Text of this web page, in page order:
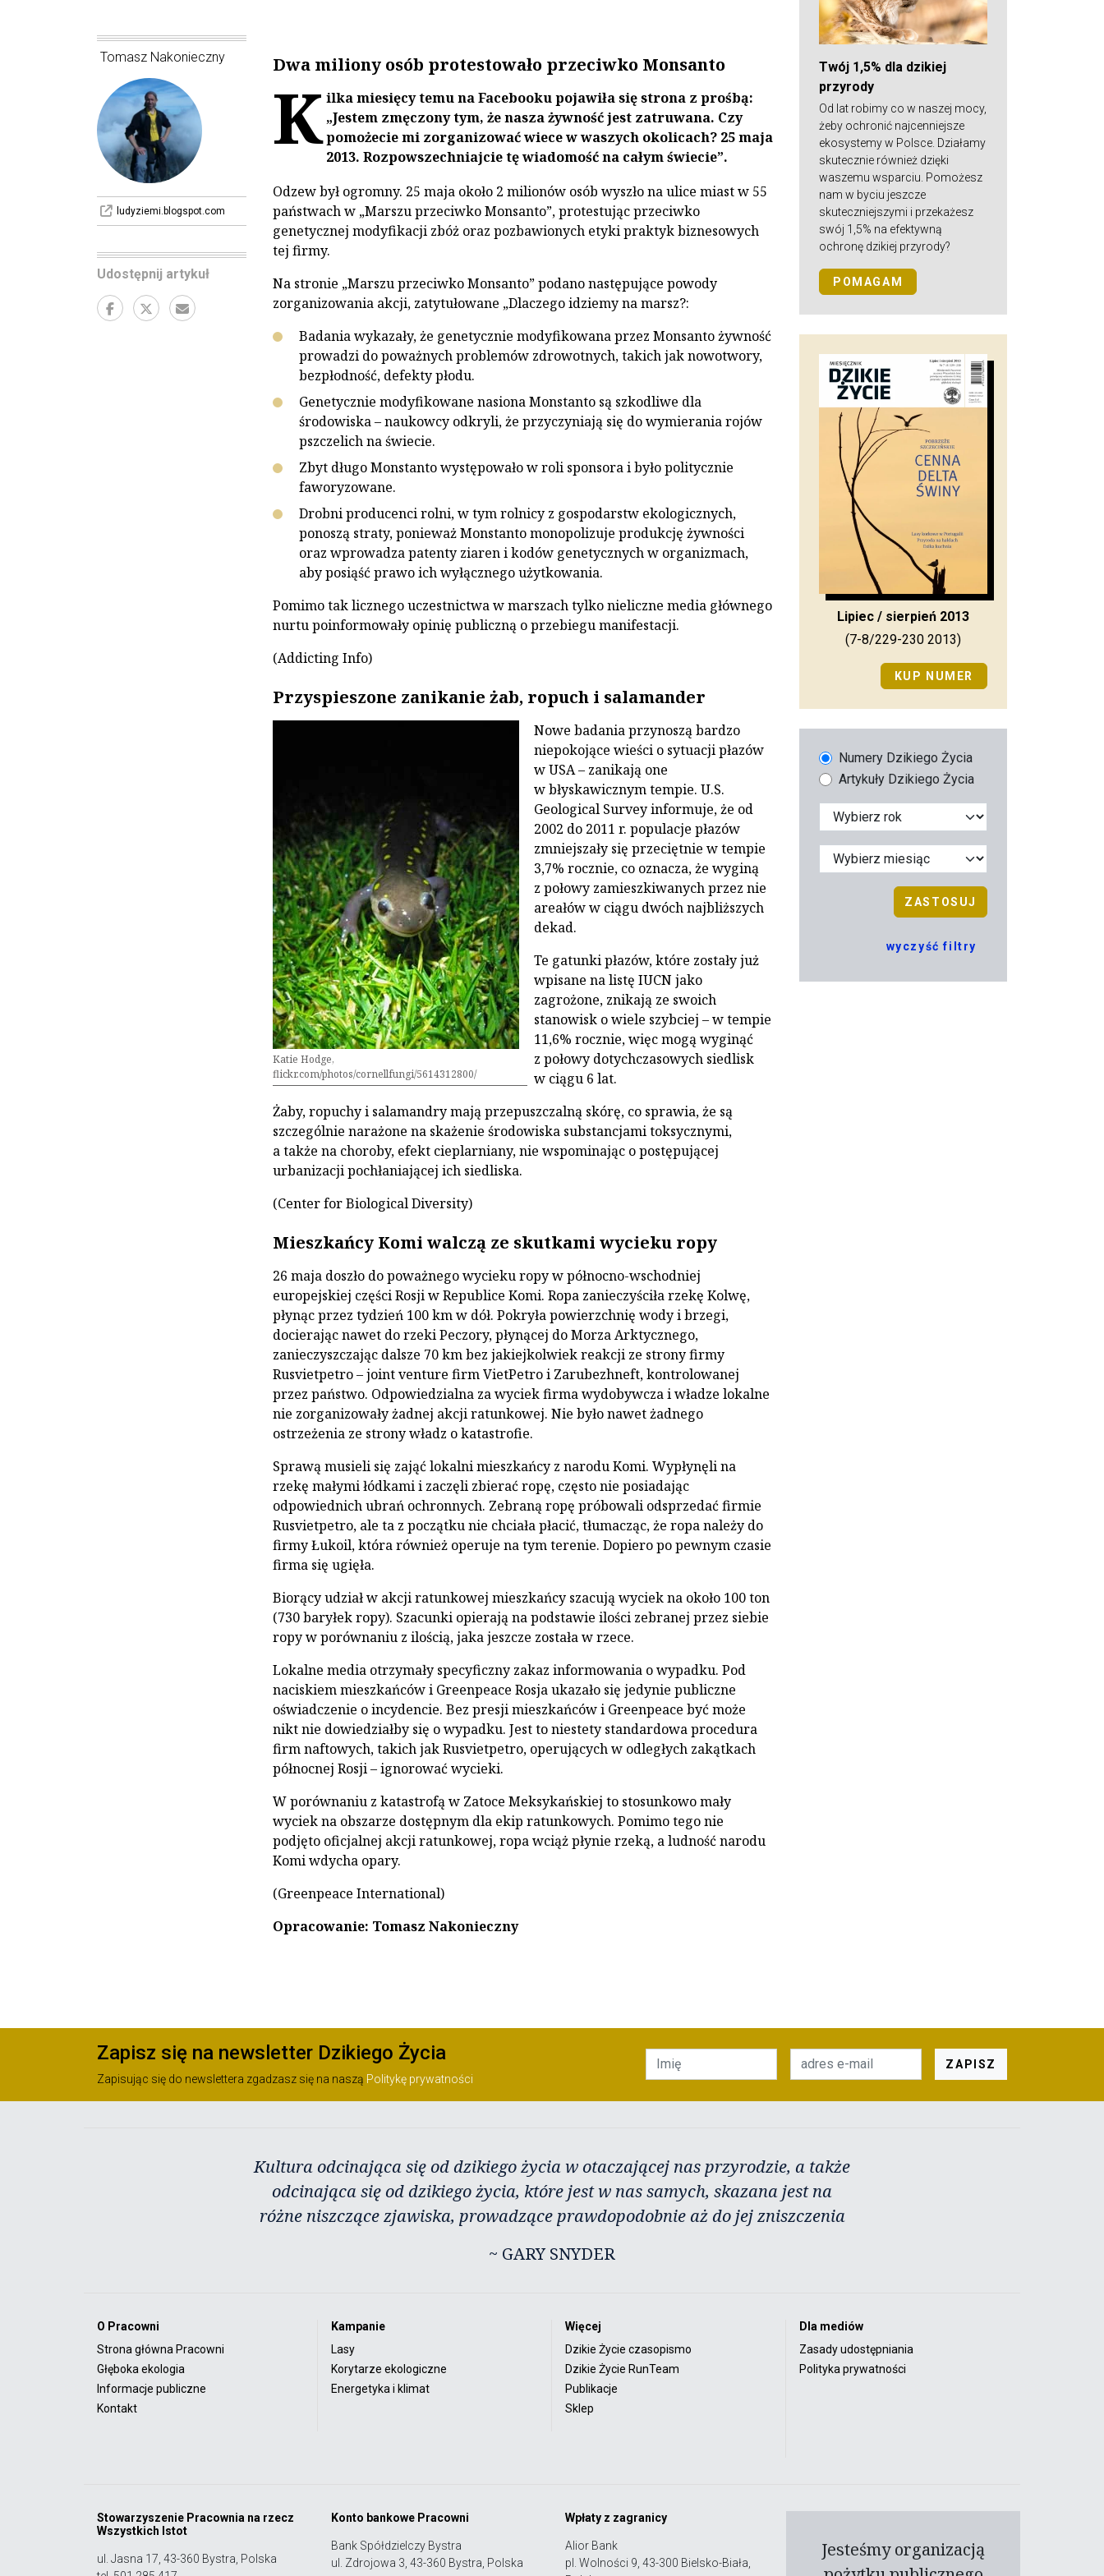
Tomasz Nakonieczny
ludyziemi.blogspot.com
Udostępnij artykuł
Dwa miliony osób protestowało przeciwko Monsanto
Kilka miesięcy temu na Facebooku pojawiła się strona z prośbą:
„Jestem zmęczony tym, że nasza żywność jest zatruwana. Czy
pomożecie mi zorganizować wiece w waszych okolicach? 25 maja
2013. Rozpowszechniajcie tę wiadomość na całym świecie”.
Odzew był ogromny. 25 maja około 2 milionów osób wyszło na ulice miast w 55
państwach w „Marszu przeciwko Monsanto”, protestując przeciwko
genetycznej modyfikacji zbóż oraz pozbawionych etyki praktyk biznesowych
tej firmy.
Na stronie „Marszu przeciwko Monsanto” podano następujące powody
zorganizowania akcji, zatytułowane „Dlaczego idziemy na marsz?:
Badania wykazały, że genetycznie modyfikowana przez Monsanto żywność
prowadzi do poważnych problemów zdrowotnych, takich jak nowotwory,
bezpłodność, defekty płodu.
Genetycznie modyfikowane nasiona Monstanto są szkodliwe dla
środowiska – naukowcy odkryli, że przyczyniają się do wymierania rojów
pszczelich na świecie.
Zbyt długo Monstanto występowało w roli sponsora i było politycznie
faworyzowane.
Drobni producenci rolni, w tym rolnicy z gospodarstw ekologicznych,
ponoszą straty, ponieważ Monstanto monopolizuje produkcję żywności
oraz wprowadza patenty ziaren i kodów genetycznych w organizmach,
aby posiąść prawo ich wyłącznego użytkowania.
Pomimo tak licznego uczestnictwa w marszach tylko nieliczne media głównego
nurtu poinformowały opinię publiczną o przebiegu manifestacji.
(Addicting Info)
Przyspieszone zanikanie żab, ropuch i salamander
Katie Hodge,
flickr.com/photos/cornellfungi/5614312800/
Nowe badania przynoszą bardzo
niepokojące wieści o sytuacji płazów
w USA – zanikają one
w błyskawicznym tempie. U.S.
Geological Survey informuje, że od
2002 do 2011 r. populacje płazów
zmniejszały się przeciętnie w tempie
3,7% rocznie, co oznacza, że wyginą
z połowy zamieszkiwanych przez nie
areałów w ciągu dwóch najbliższych
dekad.
Te gatunki płazów, które zostały już
wpisane na listę IUCN jako
zagrożone, znikają ze swoich
stanowisk o wiele szybciej – w tempie
11,6% rocznie, więc mogą wyginąć
z połowy dotychczasowych siedlisk
w ciągu 6 lat.
Żaby, ropuchy i salamandry mają przepuszczalną skórę, co sprawia, że są
szczególnie narażone na skażenie środowiska substancjami toksycznymi,
a także na choroby, efekt cieplarniany, nie wspominając o postępującej
urbanizacji pochłaniającej ich siedliska.
(Center for Biological Diversity)
Mieszkańcy Komi walczą ze skutkami wycieku ropy
26 maja doszło do poważnego wycieku ropy w północno-wschodniej
europejskiej części Rosji w Republice Komi. Ropa zanieczyściła rzekę Kolwę,
płynąc przez tydzień 100 km w dół. Pokryła powierzchnię wody i brzegi,
docierając nawet do rzeki Peczory, płynącej do Morza Arktycznego,
zanieczyszczając dalsze 70 km bez jakiejkolwiek reakcji ze strony firmy
Rusvietpetro – joint venture firm VietPetro i Zarubezhneft, kontrolowanej
przez państwo. Odpowiedzialna za wyciek firma wydobywcza i władze lokalne
nie zorganizowały żadnej akcji ratunkowej. Nie było nawet żadnego
ostrzeżenia ze strony władz o katastrofie.
Sprawą musieli się zająć lokalni mieszkańcy z narodu Komi. Wypłynęli na
rzekę małymi łódkami i zaczęli zbierać ropę, często nie posiadając
odpowiednich ubrań ochronnych. Zebraną ropę próbowali odsprzedać firmie
Rusvietpetro, ale ta z początku nie chciała płacić, tłumacząc, że ropa należy do
firmy Łukoil, która również operuje na tym terenie. Dopiero po pewnym czasie
firma się ugięła.
Biorący udział w akcji ratunkowej mieszkańcy szacują wyciek na około 100 ton
(730 baryłek ropy). Szacunki opierają na podstawie ilości zebranej przez siebie
ropy w porównaniu z ilością, jaka jeszcze została w rzece.
Lokalne media otrzymały specyficzny zakaz informowania o wypadku. Pod
naciskiem mieszkańców i Greenpeace Rosja ukazało się jedynie publiczne
oświadczenie o incydencie. Bez presji mieszkańców i Greenpeace być może
nikt nie dowiedziałby się o wypadku. Jest to niestety standardowa procedura
firm naftowych, takich jak Rusvietpetro, operujących w odległych zakątkach
północnej Rosji – ignorować wycieki.
W porównaniu z katastrofą w Zatoce Meksykańskiej to stosunkowo mały
wyciek na obszarze dostępnym dla ekip ratunkowych. Pomimo tego nie
podjęto oficjalnej akcji ratunkowej, ropa wciąż płynie rzeką, a ludność narodu
Komi wdycha opary.
(Greenpeace International)
Opracowanie: Tomasz Nakonieczny
Twój 1,5% dla dzikiej
przyrody
Od lat robimy co w naszej mocy,
żeby ochronić najcenniejsze
ekosystemy w Polsce. Działamy
skutecznie również dzięki
waszemu wsparciu. Pomożesz
nam w byciu jeszcze
skuteczniejszymi i przekażesz
swój 1,5% na efektywną
ochronę dzikiej przyrody?
POMAGAM
Lipiec / sierpień 2013
(7-8/229-230 2013)
KUP NUMER
Numery Dzikiego Życia
Artykuły Dzikiego Życia
ZASTOSUJ
wyczyść filtry
Zapisz się na newsletter Dzikiego Życia
Zapisując się do newslettera zgadzasz się na naszą Politykę prywatności
ZAPISZ
Kultura odcinająca się od dzikiego życia w otaczającej nas przyrodzie, a także
odcinająca się od dzikiego życia, które jest w nas samych, skazana jest na
różne niszczące zjawiska, prowadzące prawdopodobnie aż do jej zniszczenia
~ GARY SNYDER
O Pracowni
Strona główna Pracowni
Głęboka ekologia
Informacje publiczne
Kontakt
Kampanie
Lasy
Korytarze ekologiczne
Energetyka i klimat
Więcej
Dzikie Życie czasopismo
Dzikie Życie RunTeam
Publikacje
Sklep
Dla mediów
Zasady udostępniania
Polityka prywatności
Stowarzyszenie Pracownia na rzecz
Wszystkich Istot
ul. Jasna 17, 43-360 Bystra, Polska
Konto bankowe Pracowni
Bank Spółdzielczy Bystra
ul. Zdrojowa 3, 43-360 Bystra, Polska
Wpłaty z zagranicy
Alior Bank
pl. Wolności 9, 43-300 Bielsko-Biała,
Jesteśmy organizacją